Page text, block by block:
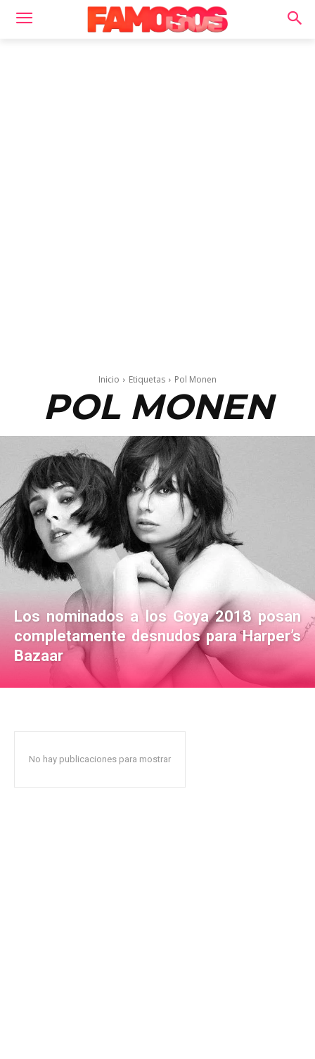
Inicio Etiquetas Pol Monen
POL MONEN
Los nominados a los Goya 2018 posan
completamente desnudos para Harper’s
Bazaar
No hay publicaciones para mostrar